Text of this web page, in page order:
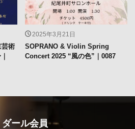
芸術
2025年3月21日
SOPRANO & Violin Spring
Concert 2025 “風の色”｜0087
ール会員